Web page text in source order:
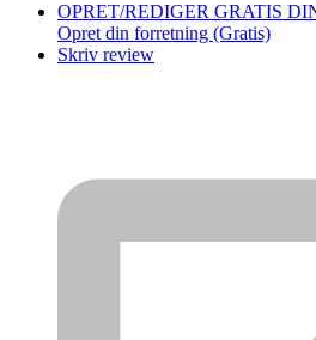
OPRET/REDIGER GRATIS
Opret din forretning (Gratis)
Skriv review